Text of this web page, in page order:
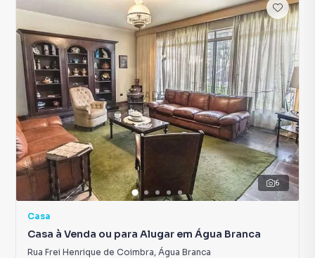
6
Casa
Casa à Venda ou para Alugar em Água Branca
Rua Frei Henrique de Coimbra, Água Branca